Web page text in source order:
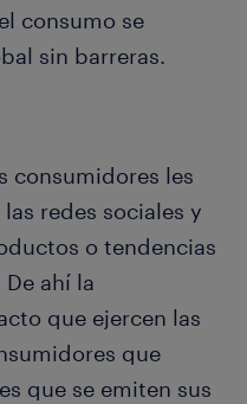
consumo se
sin barreras.
consumidores les
redes sociales y
o tendencias
ahí la
que ejercen las
que
que se emiten sus